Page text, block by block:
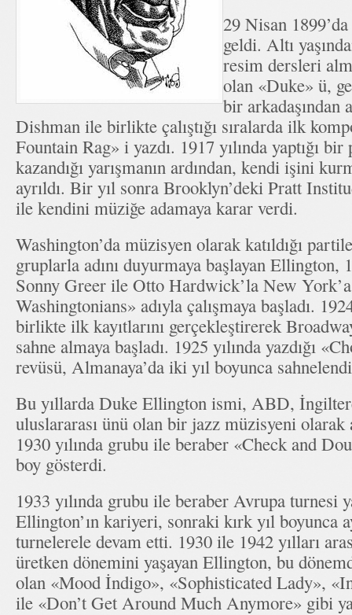
29 Nisan
geldi. Altı
resim dersleri
olan «Duke» ü,
bir arkadaşından
Dishman ile birlikte çalıştığı sıralarda ilk
Fountain Rag» i yazdı. 1917 yılında yaptığı
kazandığı yarışmanın ardından, kendi işini
ayrıldı. Bir yıl sonra Brooklyn’deki Pratt
ile kendini müziğe adamaya karar verdi.
Washington’da müzisyen olarak katıldığı
gruplarla adını duyurmaya başlayan Ellington,
Sonny Greer ile Otto Hardwick’la New York’a
Washingtonians» adıyla çalışmaya başladı.
birlikte ilk kayıtlarını gerçekleştirerek
sahne almaya başladı. 1925 yılında yazdığı
revüsü, Almanaya’da iki yıl boyunca
Bu yıllarda Duke Ellington ismi, ABD,
uluslararası ünü olan bir jazz müzisyeni olarak
1930 yılında grubu ile beraber «Check and
boy gösterdi.
1933 yılında grubu ile beraber Avrupa turnesi
Ellington’ın kariyeri, sonraki kırk yıl boyunca
turnelerele devam etti. 1930 ile 1942 yılları
üretken dönemini yaşayan Ellington, bu
olan «Mood İndigo», «Sophisticated Lady»,
ile «Don’t Get Around Much Anymore» gibi